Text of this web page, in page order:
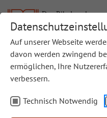
Auf unserer Webseite
davon werden zwingend
ermöglichen, Ihre
verbessern.
Technisch Notwendig
Biblische
Die Biblische
Rezensionen